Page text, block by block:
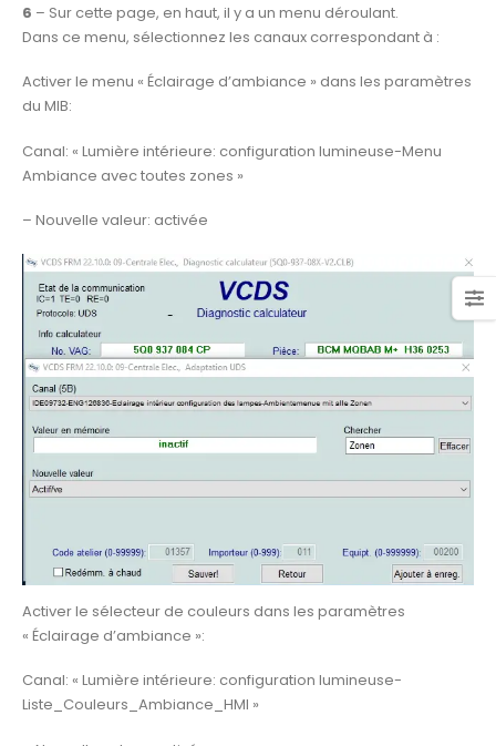
6 – Sur cette page, en haut, il y a un menu déroulant.
Dans ce menu, sélectionnez les canaux correspondant à :
Activer le menu « Éclairage d’ambiance » dans les paramètres
du MIB:
Canal: « Lumière intérieure: configuration lumineuse-Menu
Ambiance avec toutes zones »
– Nouvelle valeur: activée
Activer le sélecteur de couleurs dans les paramètres
« Éclairage d’ambiance »:
Canal: « Lumière intérieure: configuration lumineuse-
Liste_Couleurs_Ambiance_HMI »